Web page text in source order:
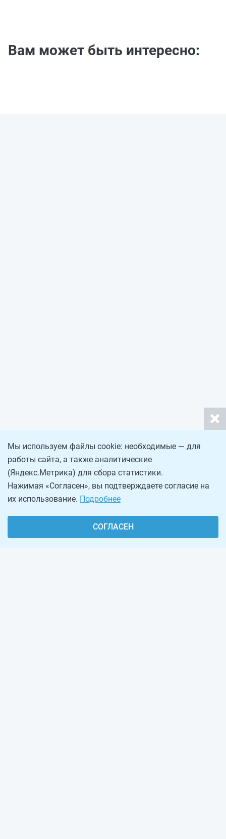
Вам может быть интересно:
Мы используем файлы cookie: необходимые — для
работы сайта, а также аналитические
(Яндекс.Метрика) для сбора статистики.
Нажимая «Согласен», вы подтверждаете согласие на
их использование. Подробнее
СОГЛАСЕН